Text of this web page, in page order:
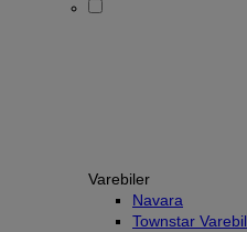
Varebiler
Navara
Townstar Varebil